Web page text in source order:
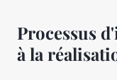
Processus
à la